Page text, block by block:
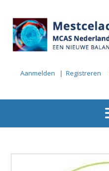
inhoud
Aanmelden | Registreren